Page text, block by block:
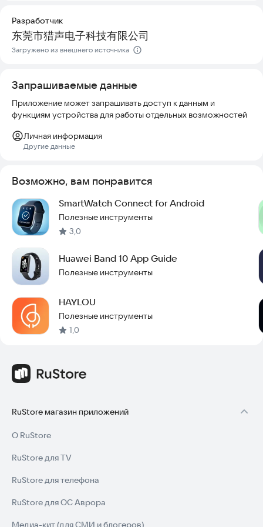
Разработчик
东莞市猎声电子科技有限公司
Загружено из внешнего источника
Запрашиваемые данные
Приложение может запрашивать доступ к данным и
функциям устройства для работы отдельных возможностей
Личная информация
Другие данные
Возможно, вам понравится
SmartWatch Connect for Android
Полезные инструменты
3,0
Huawei Band 10 App Guide
Полезные инструменты
HAYLOU
Полезные инструменты
1,0
RuStore магазин приложений
О RuStore
RuStore для TV
RuStore для телефона
RuStore для ОС Аврора
Медиа-кит (для СМИ и блогеров)